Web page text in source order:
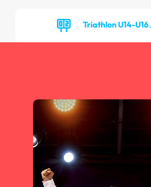
Triathlon U14-U16